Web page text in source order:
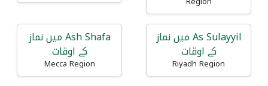
As Sulayyil میں نماز
کے اوقات
Riyadh Region
Ash Shafa میں نماز
کے اوقات
Mecca Region